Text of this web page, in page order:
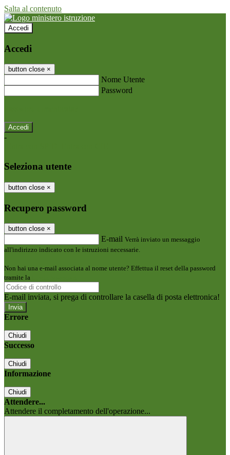
Salta al contenuto
Accedi
Accedi
button close ×
Nome Utente
Password
-
Seleziona utente
button close ×
Recupero password
button close ×
E-mail Verrà inviato un messaggio
all'indirizzo indicato con le istruzioni necessarie.
Non hai una e-mail associata al nome utente? Effettua il reset della password
tramite la
E-mail inviata, si prega di controllare la casella di posta elettronica!
Errore
Chiudi
Successo
Chiudi
Informazione
Chiudi
Attendere...
Attendere il completamento dell'operazione...